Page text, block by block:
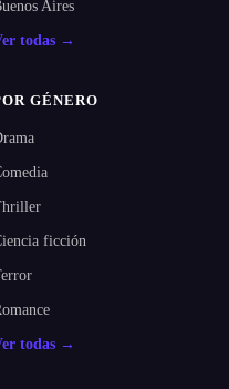
Aires
todas →
GÉNERO
ficción
todas →